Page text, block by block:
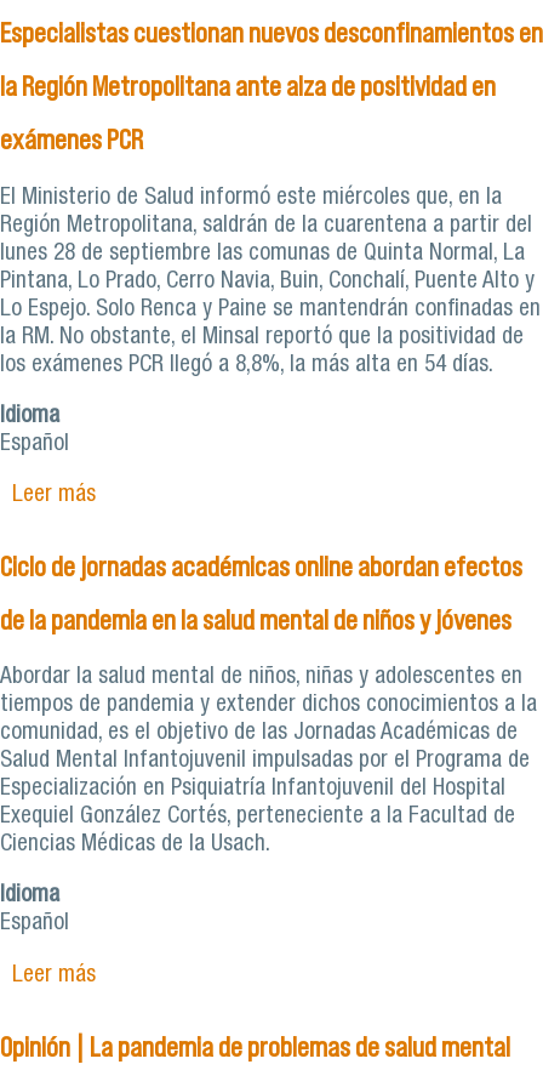
sospechosos y confirmados en Campos Clínicos y
Centros de Práctica
Especialistas cuestionan nuevos desconfinamientos en
la Región Metropolitana ante alza de positividad en
exámenes PCR
El Ministerio de Salud informó este miércoles que, en la
Región Metropolitana, saldrán de la cuarentena a partir del
lunes 28 de septiembre las comunas de Quinta Normal, La
Pintana, Lo Prado, Cerro Navia, Buin, Conchalí, Puente Alto y
Lo Espejo. Solo Renca y Paine se mantendrán confinadas en
la RM. No obstante, el Minsal reportó que la positividad de
los exámenes PCR llegó a 8,8%, la más alta en 54 días.
Idioma
Español
Leer mássobre Especialistas cuestionan nuevos
ante alza de positividad en exámenes PCR
Ciclo de jornadas académicas online abordan efectos
de la pandemia en la salud mental de niños y jóvenes
Abordar la salud mental de niños, niñas y adolescentes en
tiempos de pandemia y extender dichos conocimientos a la
comunidad, es el objetivo de las Jornadas Académicas de
Salud Mental Infantojuvenil impulsadas por el Programa de
Especialización en Psiquiatría Infantojuvenil del Hospital
Exequiel González Cortés, perteneciente a la Facultad de
Ciencias Médicas de la Usach.
Idioma
Español
Leer mássobre Ciclo de jornadas académicas online
mental de niños y jóvenes
Opinión | La pandemia de problemas de salud mental